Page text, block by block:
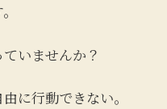
いませんか？
に行動できない。